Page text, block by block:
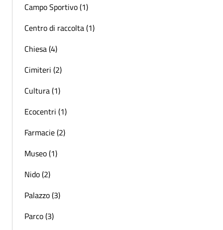
Campo Sportivo (1)
Centro di raccolta (1)
Chiesa (4)
Cimiteri (2)
Cultura (1)
Ecocentri (1)
Farmacie (2)
Museo (1)
Nido (2)
Palazzo (3)
Parco (3)